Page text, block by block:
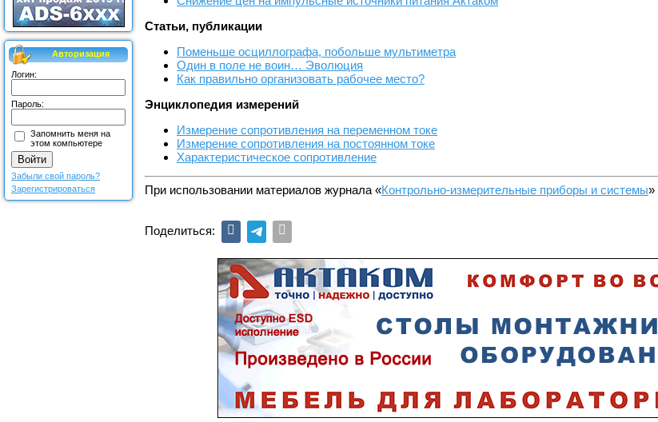
Авторизация
Логин:
Пароль:
Запомнить меня на
этом компьютере
Забыли свой пароль?
Зарегистрироваться
Статьи, публикации
Поменьше осциллографа, побольше мультиметра
Один в поле не воин… Эволюция
Как правильно организовать рабочее место?
Энциклопедия измерений
Измерение сопротивления на переменном токе
Измерение сопротивления на постоянном токе
Характеристическое сопротивление
При использовании материалов журнала «Контрольно-измерительные приборы и системы»
Поделиться: